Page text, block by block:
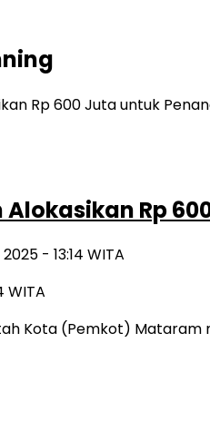
Rp
- 13:14 WITA
WITA
Kota (Pemkot)